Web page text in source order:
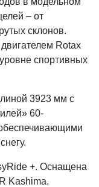
– от
склонов.
Rotax
спортивных
3923 мм с
60-
+. Оснащена
Kashima.